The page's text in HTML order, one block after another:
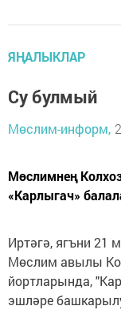
ЯҢАЛЫКЛАР
Су булмый
Мөслим-информ,
Мөслимнең
«Карлыгач»
Иртәгә, ягъни 21
Мөслим авылы
йортларында,
эшләре